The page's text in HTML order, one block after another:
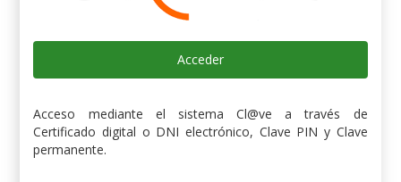
Acceder
Acceso mediante el sistema Cl@ve a través de
Certificado digital o DNI electrónico, Clave PIN y Clave
permanente.